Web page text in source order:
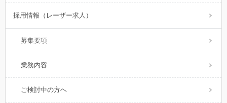
採用情報（レーザー求人）
募集要項
業務内容
ご検討中の方へ